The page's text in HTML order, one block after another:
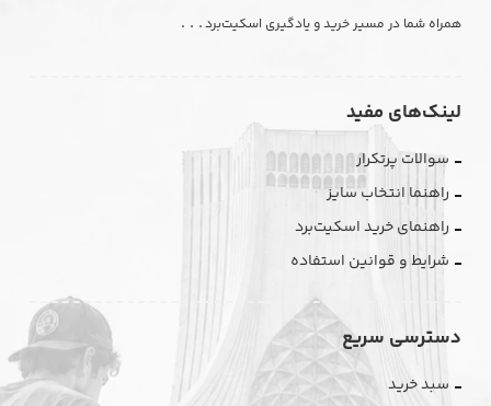
همراه شما در مسیر خرید و یادگیری اسکیت‌برد. . .
لینک‌های مفید
سوالات پرتکرار
راهنما انتخاب سایز
راهنمای خرید اسکیت‌برد
شرایط و قوانین استفاده
دسترسی سریع
سبد خرید